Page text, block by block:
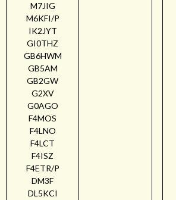
M7JIG
M6KFI/P
IK2JYT
GI0THZ
GB6HWM
GB5AM
GB2GW
G2XV
G0AGO
F4MOS
F4LNO
F4LCT
F4ISZ
F4ETR/P
DM3F
DL5KCI